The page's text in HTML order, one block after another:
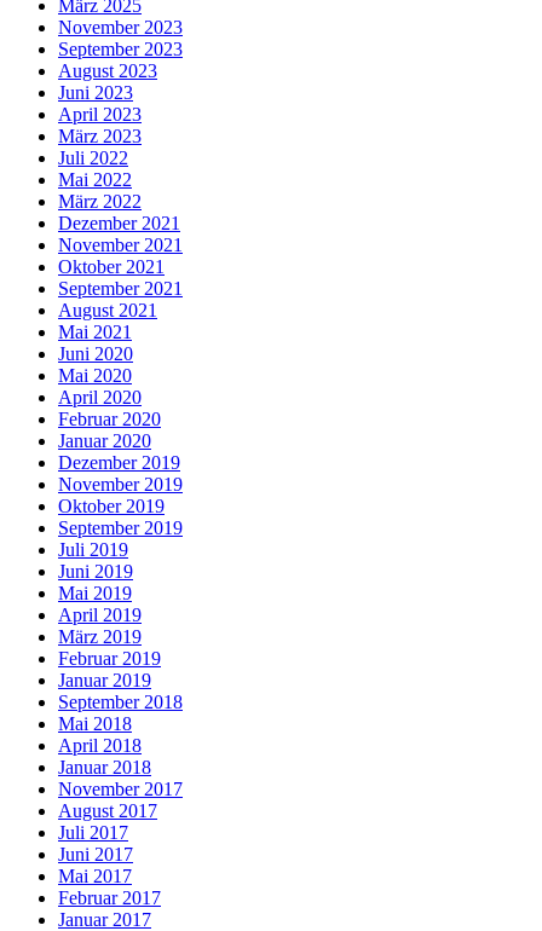
März 2025
November 2023
September 2023
August 2023
Juni 2023
April 2023
März 2023
Juli 2022
Mai 2022
März 2022
Dezember 2021
November 2021
Oktober 2021
September 2021
August 2021
Mai 2021
Juni 2020
Mai 2020
April 2020
Februar 2020
Januar 2020
Dezember 2019
November 2019
Oktober 2019
September 2019
Juli 2019
Juni 2019
Mai 2019
April 2019
März 2019
Februar 2019
Januar 2019
September 2018
Mai 2018
April 2018
Januar 2018
November 2017
August 2017
Juli 2017
Juni 2017
Mai 2017
Februar 2017
Januar 2017